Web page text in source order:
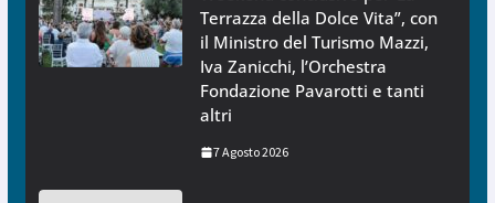
Terrazza della Dolce Vita”, con
il Ministro del Turismo Mazzi,
Iva Zanicchi, l’Orchestra
Fondazione Pavarotti e tanti
altri
7 Agosto 2026